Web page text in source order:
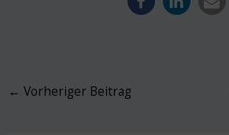
Post
← Vorheriger Beitrag